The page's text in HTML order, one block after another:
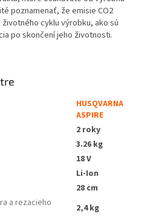
poznamenať, že emisie CO2
cyklu výrobku, ako sú
po skončení jeho životnosti.
HUSQVARNA
ASPIRE
2 roky
3.26 kg
18 V
Li-Ion
28 cm
a rezacieho
2,4 kg